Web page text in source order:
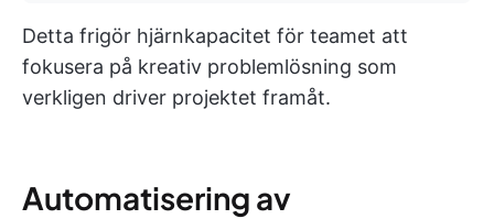
Detta frigör hjärnkapacitet för teamet att
fokusera på kreativ problemlösning som
verkligen driver projektet framåt.
Automatisering av